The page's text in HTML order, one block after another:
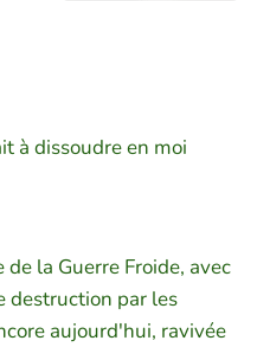
à dissoudre en moi
la Guerre Froide, avec
destruction par les
aujourd'hui, ravivée